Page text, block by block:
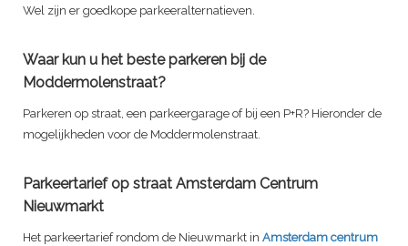
Wel zijn er goedkope parkeeralternatieven.
Waar kun u het beste parkeren bij de
Moddermolenstraat?
Parkeren op straat, een parkeergarage of bij een P+R? Hieronder de
mogelijkheden voor de Moddermolenstraat.
Parkeertarief op straat Amsterdam Centrum
Nieuwmarkt
Het parkeertarief rondom de Nieuwmarkt in Amsterdam centrum